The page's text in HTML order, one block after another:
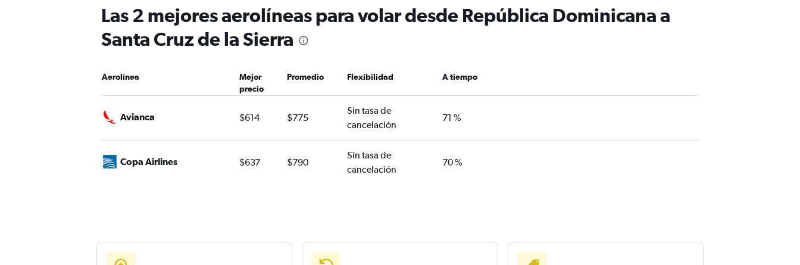
Las 2 mejores aerolíneas para volar desde República Dominicana a
Santa Cruz de la Sierra
Aerolínea
Mejor
precio
Promedio Flexibilidad A tiempo
Avianca $614 $775
Sin tasa de
cancelación
71 %
Copa Airlines $637 $790
Sin tasa de
cancelación
70 %